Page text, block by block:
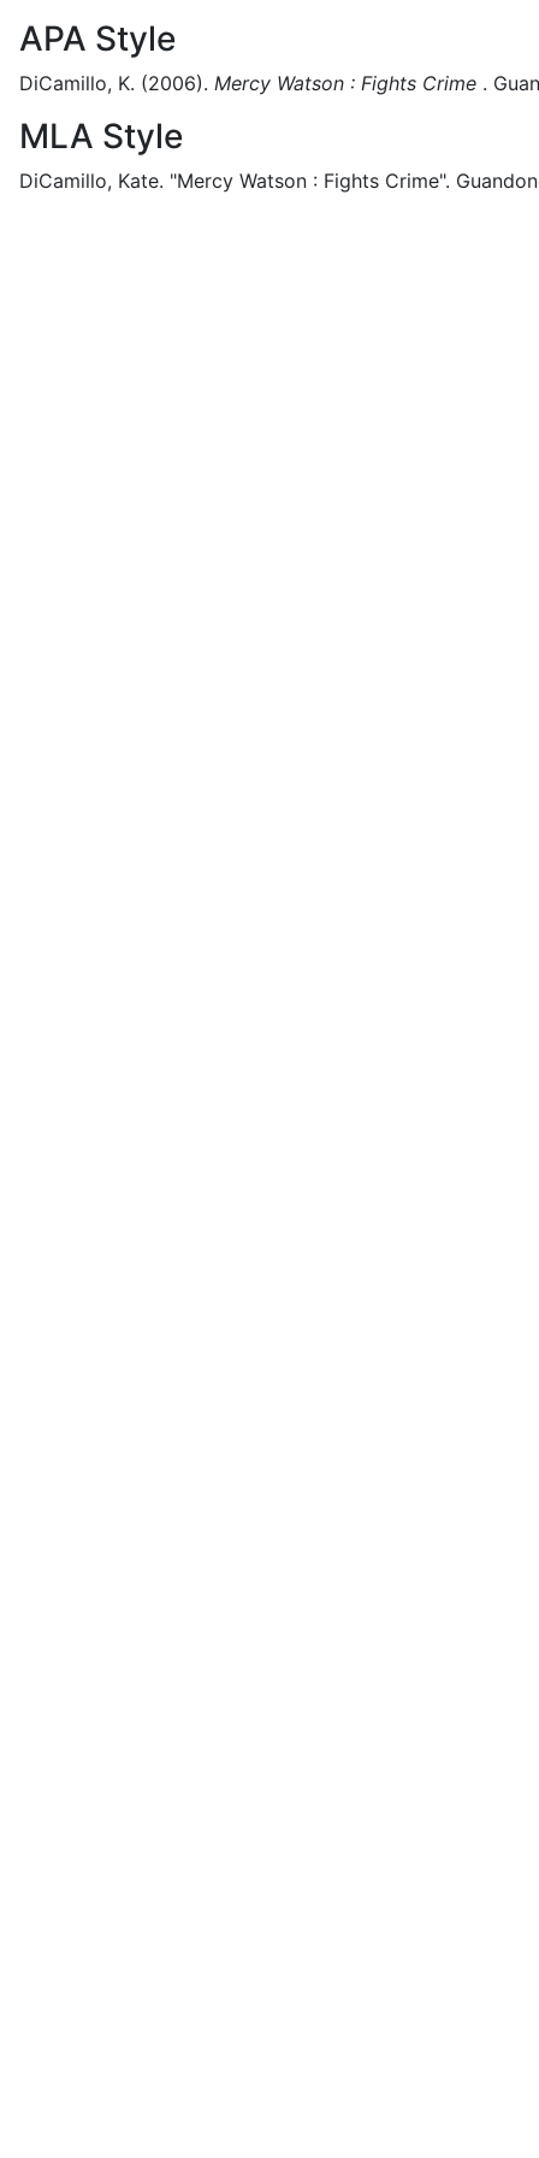
APA Style
DiCamillo, K. (2006). Mercy Watson : Fights Crime .
MLA Style
DiCamillo, Kate. "Mercy Watson : Fights Crime".